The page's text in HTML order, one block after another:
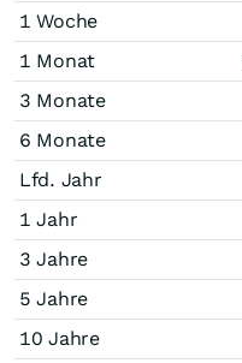
1 Woche
1 Monat
3 Monate
6 Monate
Lfd. Jahr
1 Jahr
3 Jahre
5 Jahre
10 Jahre